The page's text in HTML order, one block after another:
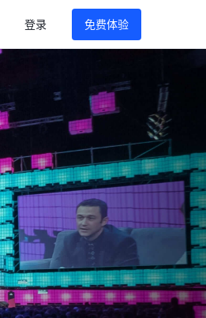
登录 免费体验